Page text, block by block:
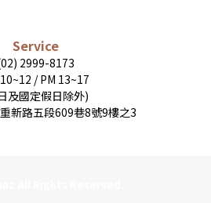
Service
2999-8173
/ PM 13~17
及國定假日除外)
新路五段609巷8號9樓之3